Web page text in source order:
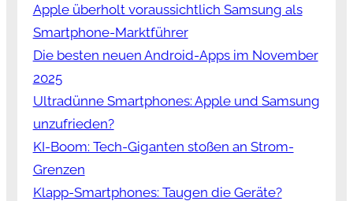
Apple überholt voraussichtlich Samsung als
Smartphone-Marktführer
Die besten neuen Android-Apps im November
2025
Ultradünne Smartphones: Apple und Samsung
unzufrieden?
KI-Boom: Tech-Giganten stoßen an Strom-
Grenzen
Klapp-Smartphones: Taugen die Geräte?